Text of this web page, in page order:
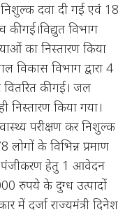
निशुल्क दवा दी गई एवं 18
गई।विद्युत विभाग
का निस्तारण किया
विकास विभाग द्वारा 4
वितरित की गई। जल
निस्तारण किया गया।
परीक्षण कर निशुल्क
लोगों के विभिन्न प्रमाण
पंजीकरण हेतु 1 आवेदन
रुपये के दुग्ध उत्पादों
में दर्जा राज्यमंत्री दिनेश